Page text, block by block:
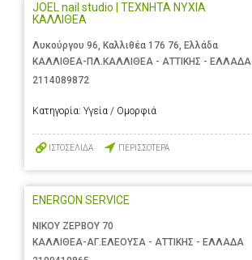
JOEL nail studio | ΤΕΧΝΗΤΑ ΝΥΧΙΑ
ΚΑΛΛΙΘΕΑ
Λυκούργου 96, Καλλιθέα 176 76, Ελλάδα
ΚΑΛΛΙΘΕΑ-ΠΛ.ΚΑΛΛΙΘΕΑ - ΑΤΤΙΚΗΣ - ΕΛΛΑΔΑ
2114089872
Κατηγορία: Υγεία / Ομορφιά
ΙΣΤΟΣΕΛΙΔΑ ΠΕΡΙΣΣΟΤΕΡΑ
ENERGON SERVICE
ΝΙΚΟΥ ΖΕΡΒΟΥ 70
ΚΑΛΛΙΘΕΑ-ΑΓ.ΕΛΕΟΥΣΑ - ΑΤΤΙΚΗΣ - ΕΛΛΑΔΑ